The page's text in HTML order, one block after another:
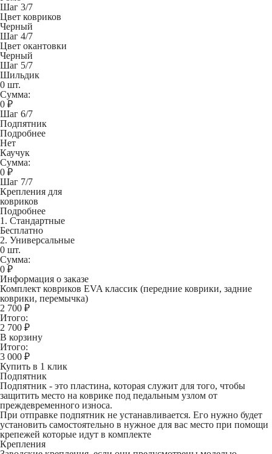
Шаг 3/7
Цвет ковриков
Черный
Шаг 4/7
Цвет окантовки
Черный
Шаг 5/7
Шильдик
0 шт.
Сумма:
0 ₽
Шаг 6/7
Подпятник
Подробнее
Нет
Каучук
Сумма:
0 ₽
Шаг 7/7
Крепления для
ковриков
Подробнее
1. Стандартные
Бесплатно
2. Универсальные
0 шт.
Сумма:
0 ₽
Информация о заказе
Комплект ковриков EVA классик (передние коврики, задние
коврики, перемычка)
2 700 ₽
Итого:
2 700 ₽
В корзину
Итого:
3 000 ₽
Купить в 1 клик
Подпятник
Подпятник - это пластина, которая служит для того, чтобы
защитить место на коврике под педальным узлом от
преждевременного износа.
При отправке подпятник не устанавливается. Его нужно будет
установить самостоятельно в нужное для вас место при помощи
крепежей которые идут в комплекте
Крепления